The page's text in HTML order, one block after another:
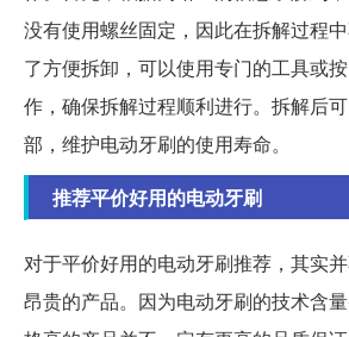
没有使用螺丝固定，因此在拆解过程
了方便拆卸，可以使用专门的工具或
作，确保拆解过程顺利进行。拆解后
部，维护电动牙刷的使用寿命。
推荐平价好用的电动牙刷
对于平价好用的电动牙刷推荐，其实
昂贵的产品。因为电动牙刷的技术含